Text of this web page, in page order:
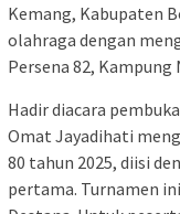
Kemang, Kabupaten
olahraga dengan
Persena 82,
Hadir diacara
Omat Jayadihati
80 tahun 2025, diisi
pertama. Turnamen